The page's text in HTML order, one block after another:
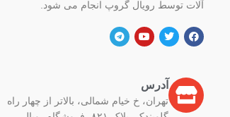
آلات توسط رویال گروپ انجام می شود.
آدرس
تهران، خ خیام شمالی، بالاتر از چهار راه